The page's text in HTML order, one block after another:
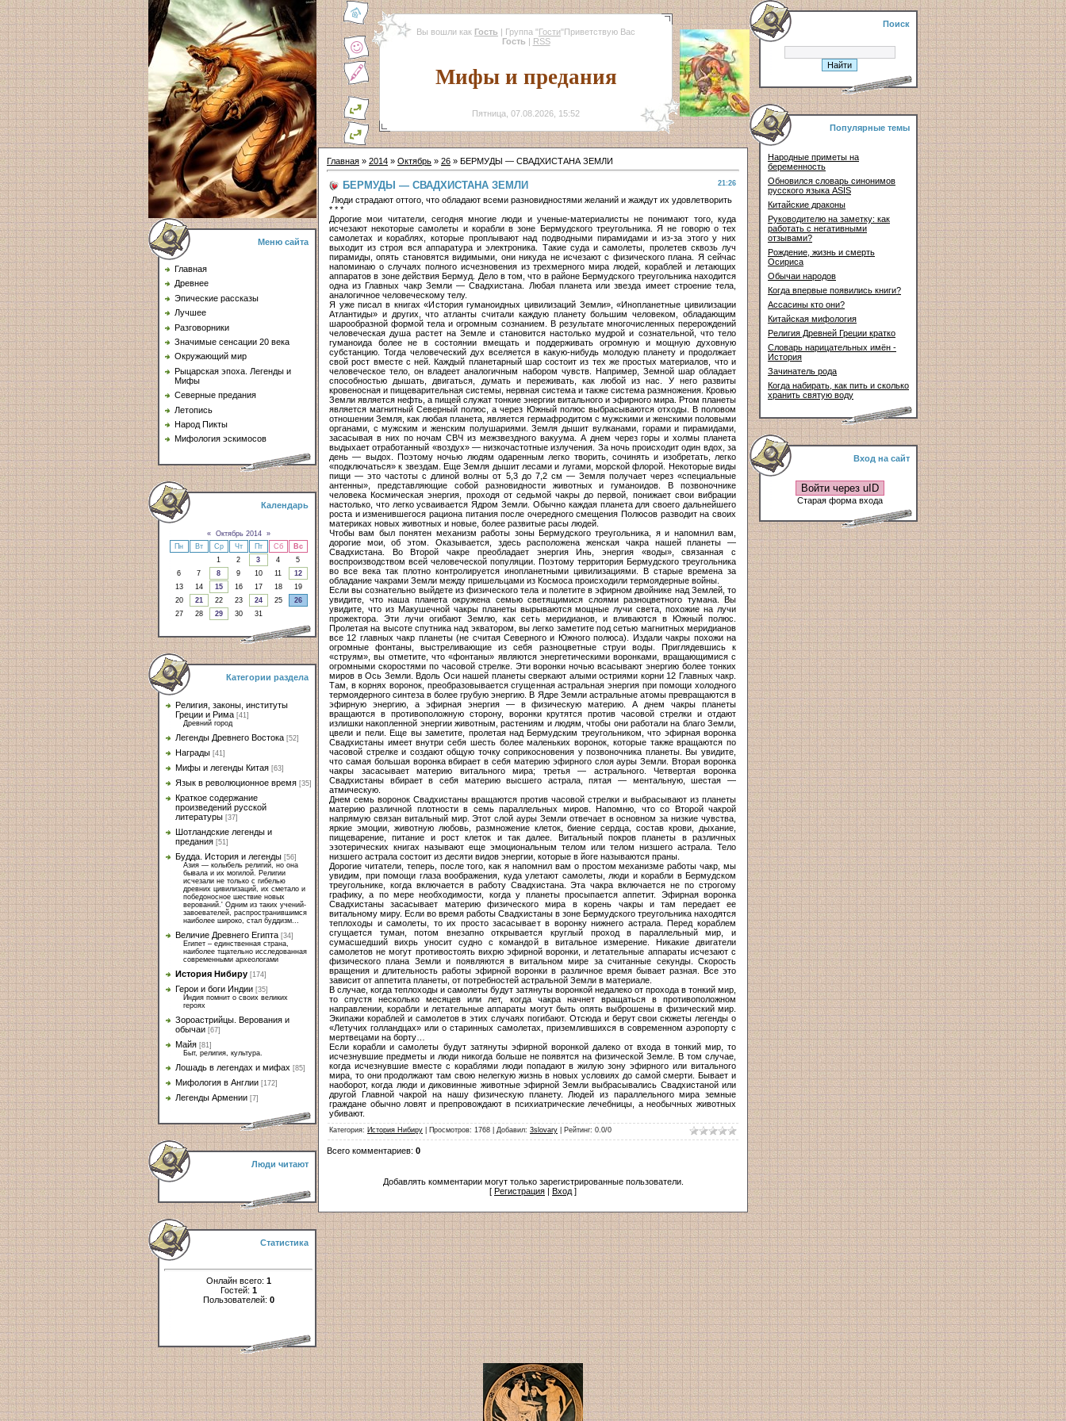
Меню сайта
Главная
Древнее
Эпические рассказы
Лучшее
Разговорники
Значимые сенсации 20 века
Окружающий мир
Рыцарская эпоха. Легенды и
Мифы
Северные предания
Летопись
Народ Пикты
Мифология эскимосов
Календарь
« Октябрь 2014
»
Пн
Вт Ср Чт Пт Сб
Вс
1
2 3 4
5
6
7 8 9 10 11
12
13
14 15 16 17 18
19
20
21 22 23 24 25
26
27
28 29 30 31
Категории раздела
Религия, законы, институты
Греции и Рима [41]
Древний город
Легенды Древнего Востока [52]
Награды [41]
Мифы и легенды Китая [63]
Язык в революционное время [35]
Краткое содержание
произведений русской
литературы [37]
Шотландские легенды и
предания [51]
Будда. История и легенды [56]
Азия — колыбель религий, но она
бывала и их могилой. Религии
исчезали не только с гибелью
древних цивилизаций, их сметало и
победоносное шествие новых
верований.' Одним из таких учений-
завоевателей, распространившимся
наиболее широко, стал буддизм...
Величие Древнего Египта [34]
Египет – единственная страна,
наиболее тщательно исследованная
современными археологами
История Нибиру [174]
Герои и боги Индии [35]
Индия помнит о своих великих
героях
Зороастрийцы. Верования и
обычаи [67]
Майя [81]
Быт, религия, культура.
Лошадь в легендах и мифах [85]
Мифология в Англии [172]
Легенды Армении [7]
Люди читают
Статистика
Онлайн всего: 1
Гостей: 1
Пользователей: 0
Вы вошли как Гость | Группа "Гости"Приветствую Вас
Гость | RSS
Мифы и предания
Пятница, 07.08.2026, 15:52
Главная » 2014 » Октябрь » 26 » БЕРМУДЫ — СВАДХИСТАНА ЗЕМЛИ
21:26
БЕРМУДЫ — СВАДХИСТАНА ЗЕМЛИ
Люди страдают оттого, что обладают всеми разновидностями желаний и жаждут их удовлетворить
* * *
Дорогие мои читатели, сегодня многие люди и ученые-материалисты не понимают того, куда
исчезают некоторые самолеты и корабли в зоне Бермудского треугольника. Я не говорю о тех
самолетах и кораблях, которые проплывают над подводными пирамидами и из-за этого у них
выходит из строя вся аппаратура и электроника. Такие суда и самолеты, пролетев сквозь луч
пирамиды, опять становятся видимыми, они никуда не исчезают с физического плана. Я сейчас
напоминаю о случаях полного исчезновения из трехмерного мира людей, кораблей и летающих
аппаратов в зоне действия Бермуд. Дело в том, что в районе Бермудского треугольника находится
одна из Главных чакр Земли — Свадхистана. Любая планета или звезда имеет строение тела,
аналогичное человеческому телу.
Я уже писал в книгах «История гуманоидных цивилизаций Земли», «Инопланетные цивилизации
Атлантиды» и других, что атланты считали каждую планету большим человеком, обладающим
шарообразной формой тела и огромным сознанием. В результате многочисленных перерождений
человеческая душа растет на Земле и становится настолько мудрой и сознательной, что тело
гуманоида более не в состоянии вмещать и поддерживать огромную и мощную духовную
субстанцию. Тогда человеческий дух вселяется в какую-нибудь молодую планету и продолжает
свой рост вместе с ней. Каждый планетарный шар состоит из тех же простых материалов, что и
человеческое тело, он владеет аналогичным набором чувств. Например, Земной шар обладает
способностью дышать, двигаться, думать и переживать, как любой из нас. У него развиты
кровеносная и пищеварительная системы, нервная система и также система размножения. Кровью
Земли является нефть, а пищей служат тонкие энергии витального и эфирного мира. Ртом планеты
является магнитный Северный полюс, а через Южный полюс выбрасываются отходы. В половом
отношении Земля, как любая планета, является гермафродитом с мужскими и женскими половыми
органами, с мужским и женским полушариями. Земля дышит вулканами, горами и пирамидами,
засасывая в них по ночам СВЧ из межзвездного вакуума. А днем через горы и холмы планета
выдыхает отработанный «воздух» — низкочастотные излучения. За ночь происходит один вдох, за
день — выдох. Поэтому ночью людям одаренным легко творить, сочинять и изобретать, легко
«подключаться» к звездам. Еще Земля дышит лесами и лугами, морской флорой. Некоторые виды
пищи — это частоты с длиной волны от 5,3 до 7,2 см — Земля получает через «специальные
антенны», представляющие собой разновидности животных и гуманоидов. В позвоночнике
человека Космическая энергия, проходя от седьмой чакры до первой, понижает свои вибрации
настолько, что легко усваивается Ядром Земли. Обычно каждая планета для своего дальнейшего
роста и изменившегося рациона питания после очередного смещения Полюсов разводит на своих
материках новых животных и новые, более развитые расы людей.
Чтобы вам был понятен механизм работы зоны Бермудского треугольника, я и напомнил вам,
дорогие мои, об этом. Оказывается, здесь расположена женская чакра нашей планеты —
Свадхистана. Во Второй чакре преобладает энергия Инь, энергия «воды», связанная с
воспроизводством всей человеческой популяции. Поэтому территория Бермудского треугольника
во все века так плотно контролируется инопланетными цивилизациями. В старые времена за
обладание чакрами Земли между пришельцами из Космоса происходили термоядерные войны.
Если вы сознательно выйдете из физического тела и полетите в эфирном двойнике над Землей, то
увидите, что наша планета окружена семью светящимися слоями разноцветного тумана. Вы
увидите, что из Макушечной чакры планеты вырываются мощные лучи света, похожие на лучи
прожектора. Эти лучи огибают Землю, как сеть меридианов, и вливаются в Южный полюс.
Пролетая на высоте спутника над экватором, вы легко заметите под сетью магнитных меридианов
все 12 главных чакр планеты (не считая Северного и Южного полюса). Издали чакры похожи на
огромные фонтаны, выстреливающие из себя разноцветные струи воды. Приглядевшись к
«струям», вы отметите, что «фонтаны» являются энергетическими воронками, вращающимися с
огромными скоростями по часовой стрелке. Эти воронки ночью всасывают энергию более тонких
миров в Ось Земли. Вдоль Оси нашей планеты сверкают алыми остриями корни 12 Главных чакр.
Там, в корнях воронок, преобразовывается сгущенная астральная энергия при помощи холодного
термоядерного синтеза в более грубую энергию. В Ядре Земли астральные атомы превращаются в
эфирную энергию, а эфирная энергия — в физическую материю. А днем чакры планеты
вращаются в противоположную сторону, воронки крутятся против часовой стрелки и отдают
излишки накопленной энергии животным, растениям и людям, чтобы они работали на благо Земли,
цвели и пели. Еще вы заметите, пролетая над Бермудским треугольником, что эфирная воронка
Свадхистаны имеет внутри себя шесть более маленьких воронок, которые также вращаются по
часовой стрелке и создают общую точку соприкосновения у позвоночника планеты. Вы увидите,
что самая большая воронка вбирает в себя материю эфирного слоя ауры Земли. Вторая воронка
чакры засасывает материю витального мира; третья — астрального. Четвертая воронка
Свадхистаны вбирает в себя материю высшего астрала, пятая — ментальную, шестая —
атмическую.
Днем семь воронок Свадхистаны вращаются против часовой стрелки и выбрасывают из планеты
материю различной плотности в семь параллельных миров. Напомню, что со Второй чакрой
напрямую связан витальный мир. Этот слой ауры Земли отвечает в основном за низкие чувства,
яркие эмоции, животную любовь, размножение клеток, биение сердца, состав крови, дыхание,
пищеварение, питание и рост клеток и так далее. Витальный покров планеты в различных
эзотерических книгах называют еще эмоциональным телом или телом низшего астрала. Тело
низшего астрала состоит из десяти видов энергии, которые в йоге называются праны.
Дорогие читатели, теперь, после того, как я напомнил вам о простом механизме работы чакр, мы
увидим, при помощи глаза воображения, куда улетают самолеты, люди и корабли в Бермудском
треугольнике, когда включается в работу Свадхистана. Эта чакра включается не по строгому
графику, а по мере необходимости, когда у планеты просыпается аппетит. Эфирная воронка
Свадхистаны засасывает материю физического мира в корень чакры и там передает ее
витальному миру. Если во время работы Свадхистаны в зоне Бермудского треугольника находятся
теплоходы и самолеты, то их просто засасывает в воронку нижнего астрала. Перед кораблем
сгущается туман, потом внезапно открывается круглый проход в параллельный мир, и
сумасшедший вихрь уносит судно с командой в витальное измерение. Никакие двигатели
самолетов не могут противостоять вихрю эфирной воронки, и летательные аппараты исчезают с
физического плана Земли и появляются в витальном мире за считанные секунды. Скорость
вращения и длительность работы эфирной воронки в различное время бывает разная. Все это
зависит от аппетита планеты, от потребностей астральной Земли в материале.
В случае, когда теплоходы и самолеты будут затянуты воронкой недалеко от прохода в тонкий мир,
то спустя несколько месяцев или лет, когда чакра начнет вращаться в противоположном
направлении, корабли и летательные аппараты могут быть опять выброшены в физический мир.
Экипажи кораблей и самолетов в этих случаях погибают. Отсюда и берут свои сюжеты легенды о
«Летучих голландцах» или о старинных самолетах, приземлившихся в современном аэропорту с
мертвецами на борту…
Если корабли и самолеты будут затянуты эфирной воронкой далеко от входа в тонкий мир, то
исчезнувшие предметы и люди никогда больше не появятся на физической Земле. В том случае,
когда исчезнувшие вместе с кораблями люди попадают в жилую зону эфирного или витального
мира, то они продолжают там свою нелегкую жизнь в новых условиях до самой смерти. Бывает и
наоборот, когда люди и диковинные животные эфирной Земли выбрасывались Свадхистаной или
другой Главной чакрой на нашу физическую планету. Людей из параллельного мира земные
граждане обычно ловят и препровождают в психиатрические лечебницы, а необычных животных
убивают.
Категория: История Нибиру Просмотров: 1768 Добавил: 3slovary Рейтинг: 0.0/0
Всего комментариев: 0
Добавлять комментарии могут только зарегистрированные пользователи.
[ Регистрация | Вход ]
Поиск
Популярные темы
Народные приметы на
беременность
Обновился словарь синонимов
русского языка ASIS
Китайские драконы
Руководителю на заметку: как
работать с негативными
отзывами?
Рождение, жизнь и смерть
Осириса
Обычаи народов
Когда впервые появились книги?
Ассасины кто они?
Китайская мифология
Религия Древней Греции кратко
Словарь нарицательных имён -
История
Зачинатель рода
Когда набирать, как пить и сколько
хранить святую воду
Вход на сайт
Войти через uID
Старая форма входа